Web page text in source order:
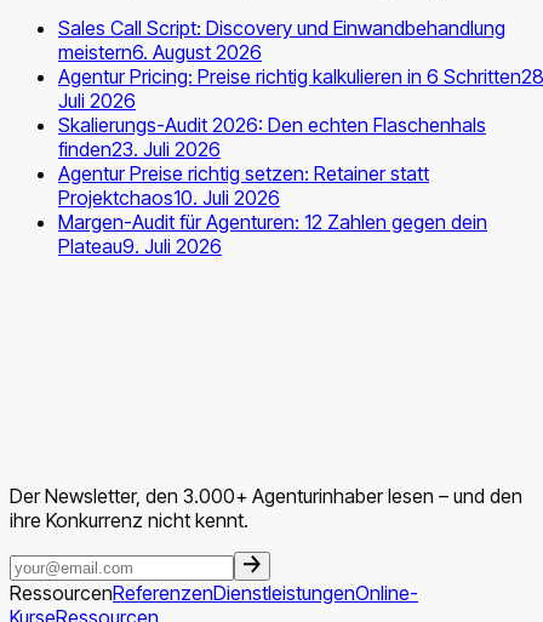
Sales Call Script: Discovery und Einwandbehandlung
meistern6. August 2026
Agentur Pricing: Preise richtig kalkulieren in 6 Schritten
Juli 2026
Skalierungs-Audit 2026: Den echten Flaschenhals
finden23. Juli 2026
Agentur Preise richtig setzen: Retainer statt
Projektchaos10. Juli 2026
Margen-Audit für Agenturen: 12 Zahlen gegen dein
Plateau9. Juli 2026
Der Newsletter, den 3.000+ Agenturinhaber lesen – und den
ihre Konkurrenz nicht kennt.
RessourcenReferenzenDienstleistungenOnline-
KurseRessourcen